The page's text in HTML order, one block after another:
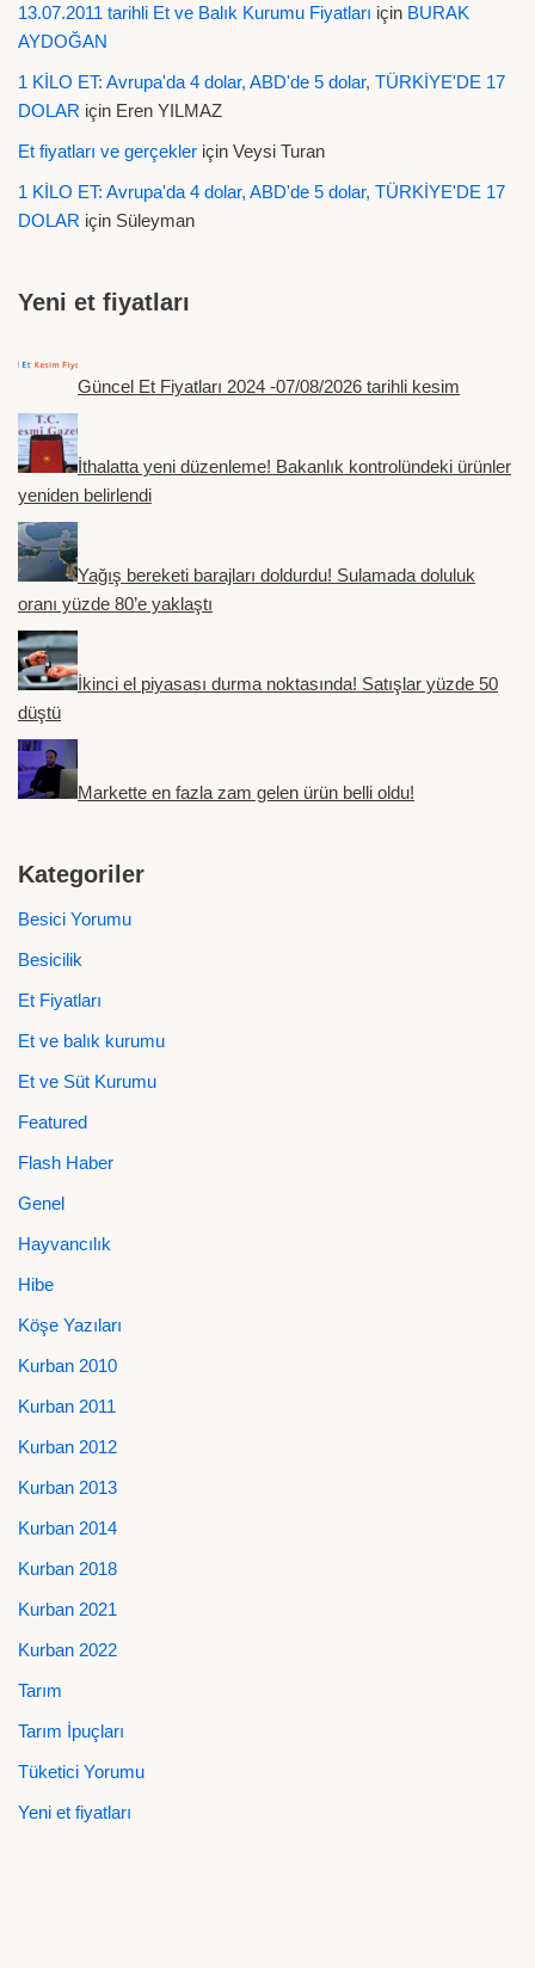
13.07.2011 tarihli Et ve Balık Kurumu Fiyatları için BURAK
AYDOĞAN
1 KİLO ET: Avrupa'da 4 dolar, ABD'de 5 dolar, TÜRKİYE'DE 17
DOLAR için Eren YILMAZ
Et fiyatları ve gerçekler için Veysi Turan
1 KİLO ET: Avrupa'da 4 dolar, ABD'de 5 dolar, TÜRKİYE'DE 17
DOLAR için Süleyman
Yeni et fiyatları
Güncel Et Fiyatları 2024 -07/08/2026 tarihli kesim
İthalatta yeni düzenleme! Bakanlık kontrolündeki ürünler
yeniden belirlendi
Yağış bereketi barajları doldurdu! Sulamada doluluk
oranı yüzde 80’e yaklaştı
İkinci el piyasası durma noktasında! Satışlar yüzde 50
düştü
Markette en fazla zam gelen ürün belli oldu!
Kategoriler
Besici Yorumu
Besicilik
Et Fiyatları
Et ve balık kurumu
Et ve Süt Kurumu
Featured
Flash Haber
Genel
Hayvancılık
Hibe
Köşe Yazıları
Kurban 2010
Kurban 2011
Kurban 2012
Kurban 2013
Kurban 2014
Kurban 2018
Kurban 2021
Kurban 2022
Tarım
Tarım İpuçları
Tüketici Yorumu
Yeni et fiyatları